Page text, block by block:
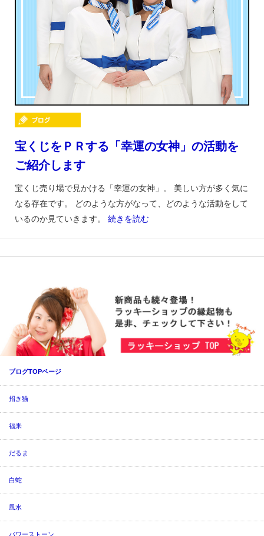
宝くじをＰＲする「幸運の女神」の活動を
ご紹介します
宝くじ売り場で見かける「幸運の女神」。 美しい方が多く気に
なる存在です。 どのような方がなって、どのような活動をして
いるのか見ていきます。 続きを読む
ブログTOPページ
招き猫
福来
だるま
白蛇
風水
パワーストーン